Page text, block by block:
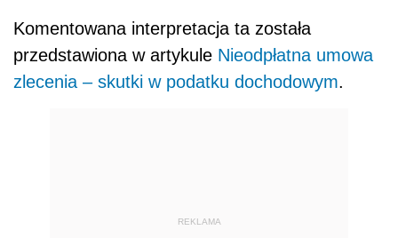
Komentowana interpretacja ta została
przedstawiona w artykule Nieodpłatna umowa
zlecenia – skutki w podatku dochodowym.
REKLAMA